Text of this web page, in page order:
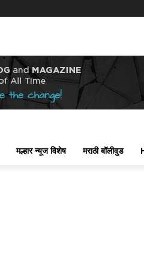
मल्हार न्यूज विशेष मराठी बॉलीवुड